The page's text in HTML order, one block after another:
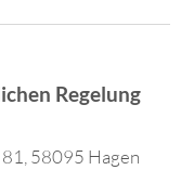
Regelung
58095 Hagen